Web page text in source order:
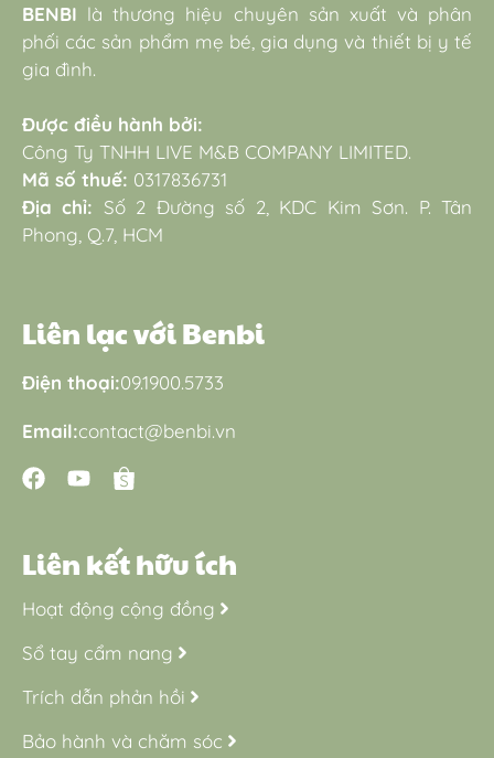
BENBI là thương hiệu chuyên sản xuất và phân
phối các sản phẩm mẹ bé, gia dụng và thiết bị y tế
gia đình.
Được điều hành bởi:
Công Ty TNHH LIVE M&B COMPANY LIMITED.
Mã số thuế: 0317836731
Địa chỉ: Số 2 Đường số 2, KDC Kim Sơn. P. Tân
Phong, Q.7, HCM
Liên lạc với Benbi
Điện thoại:09.1900.5733
Email:contact@benbi.vn
Liên kết hữu ích
Hoạt động cộng đồng
Sổ tay cẩm nang
Trích dẫn phản hồi
Bảo hành và chăm sóc